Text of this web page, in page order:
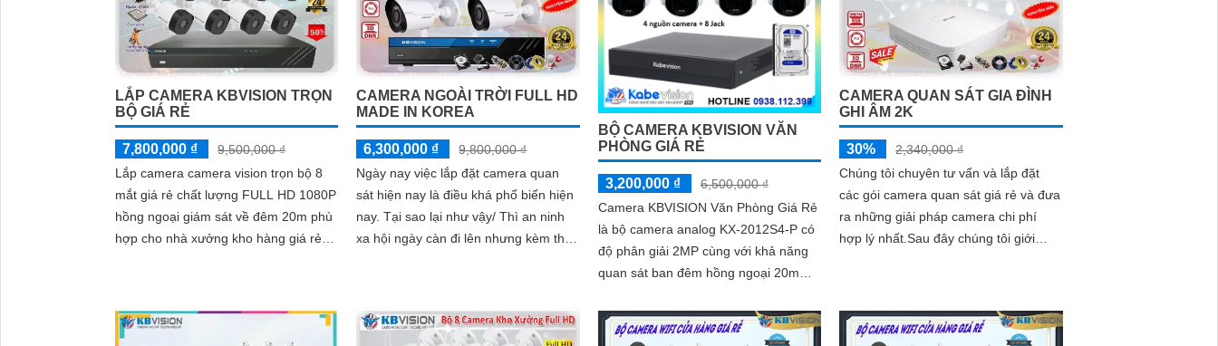
LẮP CAMERA KBVISION TRỌN
BỘ GIÁ RẺ
7,800,000 ₫
9,500,000 ₫
Lắp camera camera vision trọn bộ 8
mắt giá rẻ chất lượng FULL HD 1080P
hồng ngoại giám sát về đêm 20m phù
hợp cho nhà xưởng kho hàng giá rẻ
CAMERA NGOÀI TRỜI FULL HD
MADE IN KOREA
6,300,000 ₫
9,800,000 ₫
Ngày nay việc lắp đặt camera quan
sát hiện nay là điều khá phổ biến hiện
nay. Tại sao lại như vậy/ Thì an ninh
xa hội ngày càn đi lên nhưng kèm theo
BỘ CAMERA KBVISION VĂN
PHÒNG GIÁ RẺ
3,200,000 ₫
6,500,000 ₫
Camera KBVISION Văn Phòng Giá Rẻ
là bộ camera analog KX-2012S4-P có
độ phân giải 2MP cùng với khả năng
quan sát ban đêm hồng ngoại 20m
bộ camera này còn kèm theo 1 ổ cứng
500GB và 1 đầu ghi hình analog KX-
CAMERA QUAN SÁT GIA ĐÌNH
GHI ÂM 2K
30%
2,340,000 ₫
Chúng tôi chuyên tư vấn và lắp đặt
các gói camera quan sát giá rẻ và đưa
ra những giải pháp camera chi phí
hợp lý nhất.Sau đây chúng tôi giới